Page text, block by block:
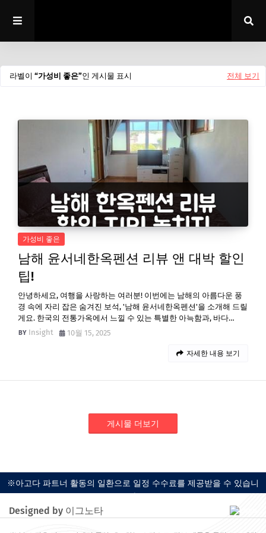
라벨이 가성비 좋은 인 게시물 표시 전체 보기
가성비 좋은
남해 윤서네한옥펜션 리뷰 앤 대박 할인
팁!
안녕하세요, 여행을 사랑하는 여러분! 이번에는 남해의 아름다운 풍
경 속에 자리 잡은 숨겨진 보석, '남해 윤서네한옥펜션'을 소개해 드릴
게요. 한국의 전통가옥에서 느낄 수 있는 특별한 아늑함과, 바다…
Insight
10월 15, 2025
자세한 내용 보기
게시물 더보기
※아고다 파트너 활동의 일환으로 일정 수수료를 제공받을 수 있습니
다.
Designed by 이그노타